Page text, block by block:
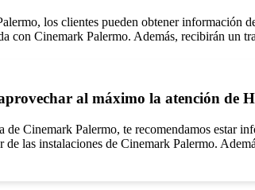
los clientes pueden obtener información
con Cinemark Palermo. Además, recibirán un
al máximo la atención de
Cinemark Palermo, te recomendamos estar
las instalaciones de Cinemark Palermo.